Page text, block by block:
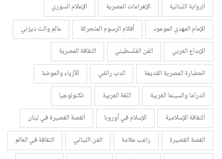
الرواية اللبنانية
الإهرامات المصرية
الإعلام السوري
الإمام المهدي الموعود
أفلام الرسوم المتحركة
عالم والت ديزني
الإبداع العربي
الفن الفلسطيني
الثقافة المصرية
الحضارة المصرية القديمة
الدب رالفي
الأزياء والموضة
الدراما والسينما الغربية
اللغة العربية
تكنولوجيا
الثقافة الإسلامية
الإسلام في أوروبا
القصة القصيرة في لبنان
القصة القصيرة
راغب علامة الفن اللبناني
الثقافة في العالم